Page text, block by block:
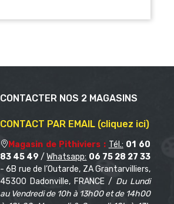
CONTACTER NOS 2 MAGASINS
CONTACT PAR EMAIL (cliquez ici)
Magasin de Pithiviers : Tél.: 01 60
83 45 49 /Whatsapp: 06 75 28 27 33
- 6B rue de l’Outarde, ZA Grantarvilliers,
45300 Dadonville, FRANCE / Du Lundi
au Vendredi de 10h à 13h00 et de 14h00